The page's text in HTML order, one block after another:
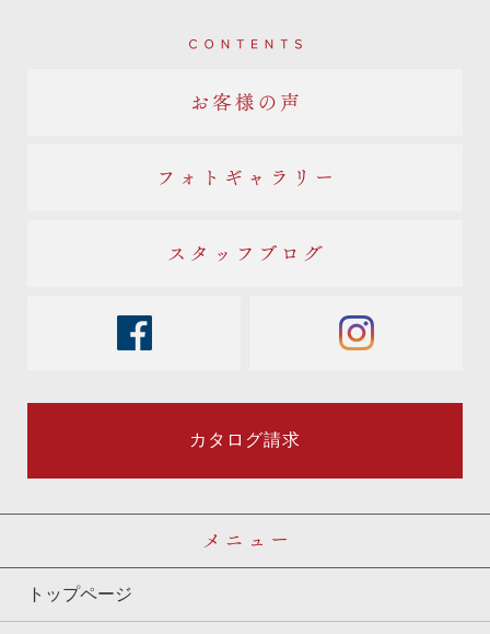
Contents
お客様の声
フォトギャラリー
スタッフブログ
instagram
カタログ請求
トップページ